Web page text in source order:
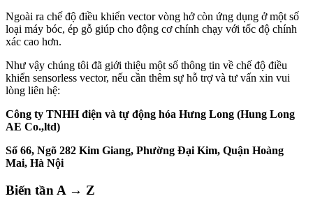
Ngoài ra chế độ điều khiển vector vòng hở còn ứng dụng ở một số
loại máy bóc, ép gỗ giúp cho động cơ chính chạy với tốc độ chính
xác cao hơn.
Như vậy chúng tôi đã giới thiệu một số thông tin về chế độ điều
khiển sensorless vector, nếu cần thêm sự hỗ trợ và tư vấn xin vui
lòng liên hệ:
Công ty TNHH điện và tự động hóa Hưng Long (Hung Long
AE Co.,ltd)
Số 66, Ngõ 282 Kim Giang, Phường Đại Kim, Quận Hoàng
Mai, Hà Nội
Biến tần A → Z